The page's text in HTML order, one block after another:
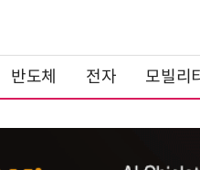
반도체 전자 모빌리티